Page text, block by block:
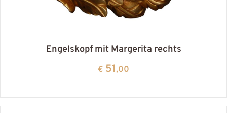
Engelskopf mit Margerita rechts
€ 51,00